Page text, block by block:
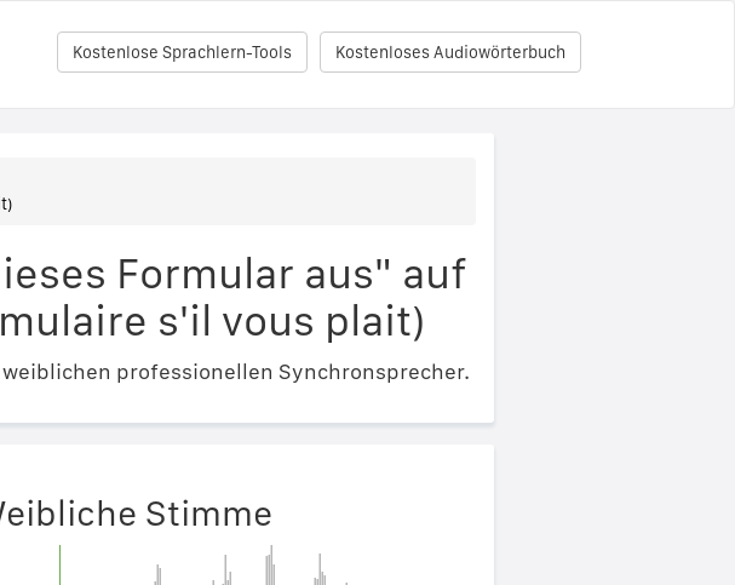
Kostenloses Audiowörterbuch
Kostenlose Sprachlern-Tools
Formular aus" auf
s'il vous plait)
professionellen Synchronsprecher.
Stimme